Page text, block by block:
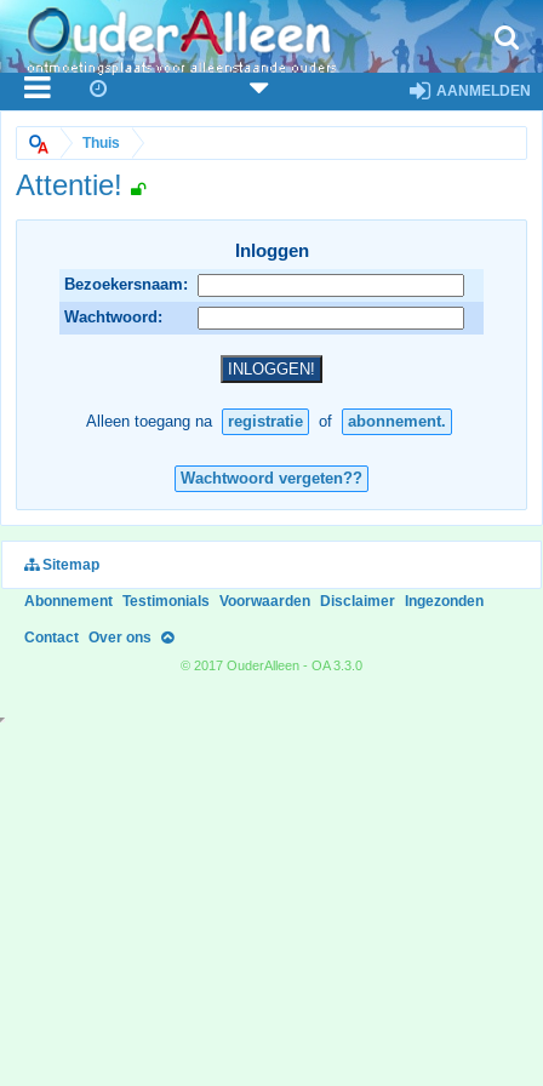
AANMELDEN
Thuis
Attentie!
Inloggen
Bezoekersnaam:
Wachtwoord:
Alleen toegang na registratie of abonnement.
Wachtwoord vergeten??
Sitemap
Abonnement Testimonials Voorwaarden Disclaimer Ingezonden
Contact Over ons
© 2017 OuderAlleen - OA 3.3.0